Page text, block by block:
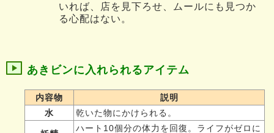
いれば、店を見下ろせ、ムールにも見つか
る心配はない。
あきビンに入れられるアイテム
内容物
説明
水
乾いた物にかけられる。
ハート10個分の体力を回復。ライフがゼロに